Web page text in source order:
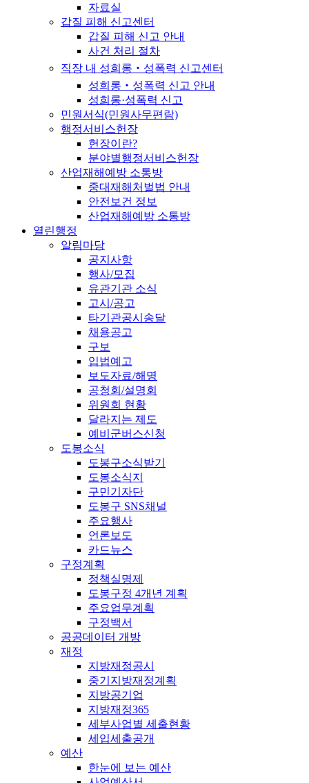
자료실
갑질 피해 신고센터
갑질 피해 신고 안내
사건 처리 절차
직장 내 성희롱‧성폭력 신고센터
성희롱‧성폭력 신고 안내
성희롱·성폭력 신고
민원서식(민원사무편람)
행정서비스헌장
헌장이란?
분야별행정서비스헌장
산업재해예방 소통방
중대재해처벌법 안내
안전보건 정보
산업재해예방 소통방
열린행정
알림마당
공지사항
행사/모집
유관기관 소식
고시/공고
타기관공시송달
채용공고
구보
입법예고
보도자료/해명
공청회/설명회
위원회 현황
달라지는 제도
예비군버스신청
도봉소식
도봉구소식받기
도봉소식지
구민기자단
도봉구 SNS채널
주요행사
언론보도
카드뉴스
구정계획
정책실명제
도봉구정 4개년 계획
주요업무계획
구정백서
공공데이터 개방
재정
지방재정공시
중기지방재정계획
지방공기업
지방재정365
세부사업별 세출현황
세입세출공개
예산
한눈에 보는 예산